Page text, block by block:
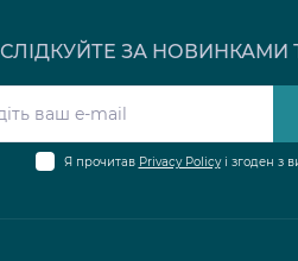
СЛІДКУЙТЕ ЗА НОВИНКАМИ
Я прочитав Privacy Policyі згоден з